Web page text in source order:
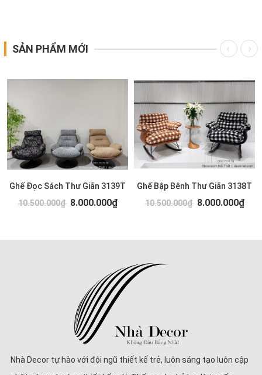
SẢN PHẨM MỚI
Ghế Đọc Sách Thư Giãn 3139T
10.500.000₫ 8.000.000₫
Ghế Bập Bênh Thư Giãn 3138T
10.500.000₫ 8.000.000₫
Nhà Decor tự hào với đội ngũ thiết kế trẻ, luôn sáng tạo luôn cập